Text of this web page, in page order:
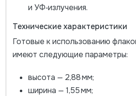
и УФ‑излучения.
Технические характеристики
Готовые к использованию
имеют следующие параметры:
высота — 2,88 мм;
ширина — 1,55 мм;